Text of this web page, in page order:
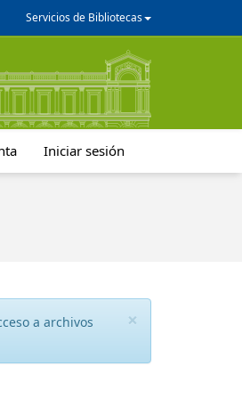
Servicios de Bibliotecas
Iniciar sesión
×
a archivos